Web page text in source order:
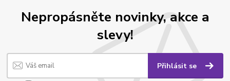
Nepropásněte novinky, akce a
slevy!
Přihlásit se